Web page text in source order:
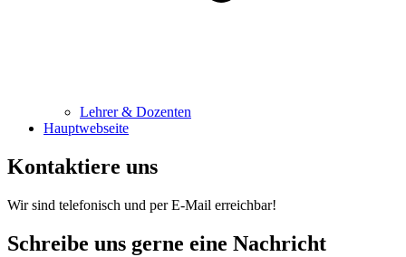
Lehrer & Dozenten
Hauptwebseite
Kontaktiere uns
Wir sind telefonisch und per E-Mail erreichbar!
Schreibe uns gerne eine Nachricht